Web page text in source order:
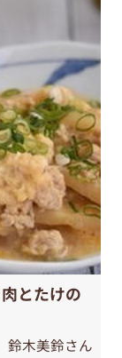
とたけの
鈴木美鈴さん